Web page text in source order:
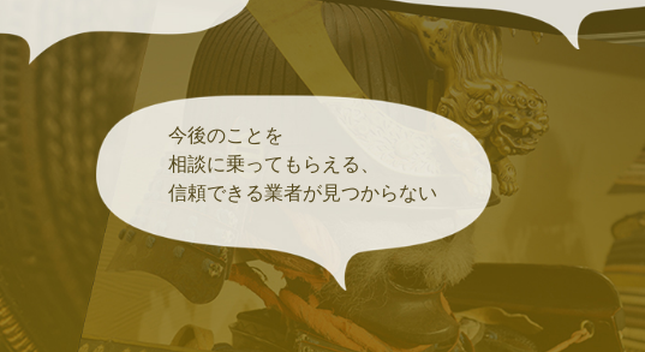
今後のことを
相談に乗ってもらえる、
信頼できる業者が見つからない